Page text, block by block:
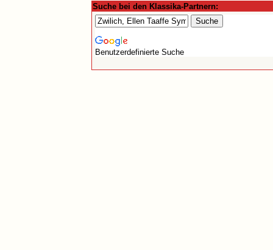
Suche bei den Klassika-Partnern:
Benutzerdefinierte Suche